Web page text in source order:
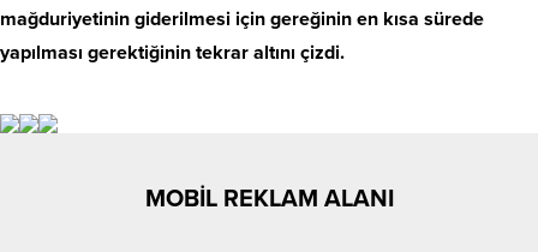
mağduriyetinin giderilmesi için gereğinin en kısa sürede
yapılması gerektiğinin tekrar altını çizdi.
MOBİL REKLAM ALANI